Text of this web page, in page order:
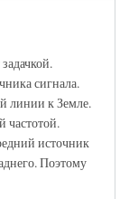
сигнала.
линии к Земле.
частотой.
источник
Поэтому